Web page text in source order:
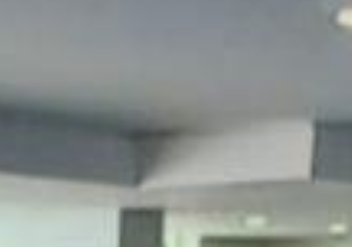
moderna equipada com planejados e área gourmet com